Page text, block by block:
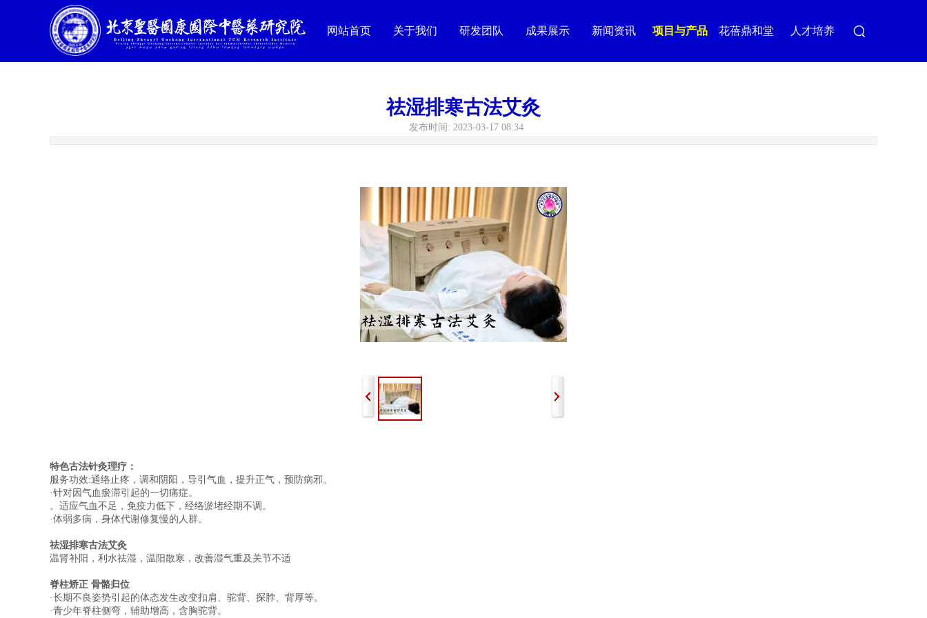
网站首页 关于我们 研发团队 成果展示 新闻资讯 项目与产品 花蓓鼎和堂 人才培养
祛湿排寒古法艾灸
发布时间: 2023-03-17 08:34
特色古法针灸理疗：
服务功效:通络止疼，调和阴阳，导引气血，提升正气，预防病邪。
·针对因气血瘀滞引起的一切痛症。
。适应气血不足，免疫力低下，经络淤堵经期不调。
·体弱多病，身体代谢修复慢的人群。
祛湿排寒古法艾灸
温肾补阳，利水祛湿，温阳散寒，改善湿气重及关节不适
脊柱矫正 骨骼归位
·长期不良姿势引起的体态发生改变扣肩、驼背、探脖、背厚等。
·青少年脊柱侧弯，辅助增高，含胸驼背。